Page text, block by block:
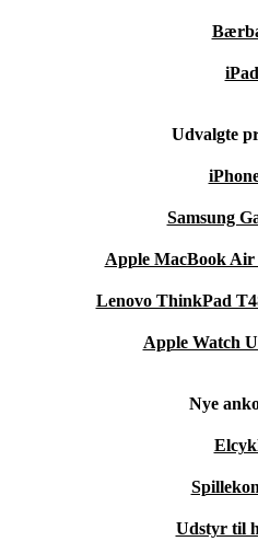
Udvalgte
Samsung
Apple MacBook Air
Lenovo ThinkPad
Apple Watch
Nye
Udstyr til